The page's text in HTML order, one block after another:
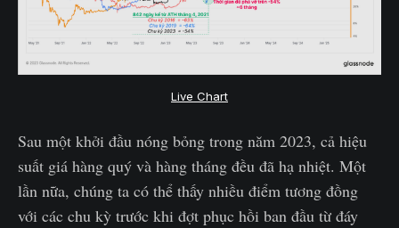
Live Chart
Sau một khởi đầu nóng bỏng trong năm 2023, cả hiệu
suất giá hàng quý và hàng tháng đều đã hạ nhiệt. Một
lần nữa, chúng ta có thể thấy nhiều điểm tương đồng
với các chu kỳ trước khi đợt phục hồi ban đầu từ đáy